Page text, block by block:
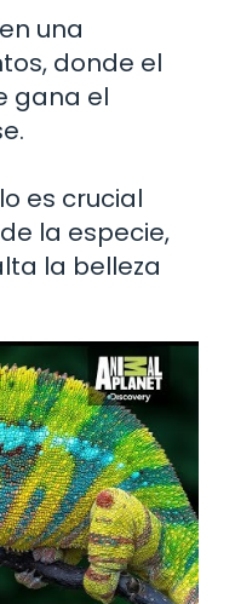
una
donde el
gana el
es crucial
la especie,
la belleza